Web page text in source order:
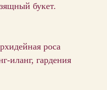
букет.
роса
иланг, гардения